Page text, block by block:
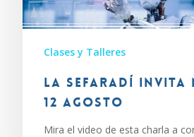
Clases y Talleres
La Sefaradí invita
12 agosto
Mira el video de esta charla a